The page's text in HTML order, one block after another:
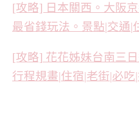
[攻略] 日本關西。大阪
最省錢玩法。景點|交通|
[攻略] 花花姊妹台南三
行程規畫|住宿|老街|必吃